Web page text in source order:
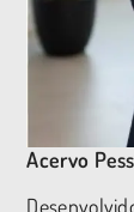
Acervo